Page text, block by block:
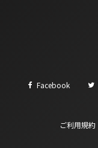
Facebook
ご利用規約